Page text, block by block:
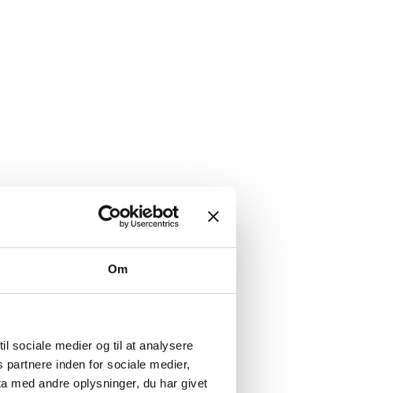
Om
sociale medier og til at analysere
inden for sociale medier,
med andre oplysninger, du har givet